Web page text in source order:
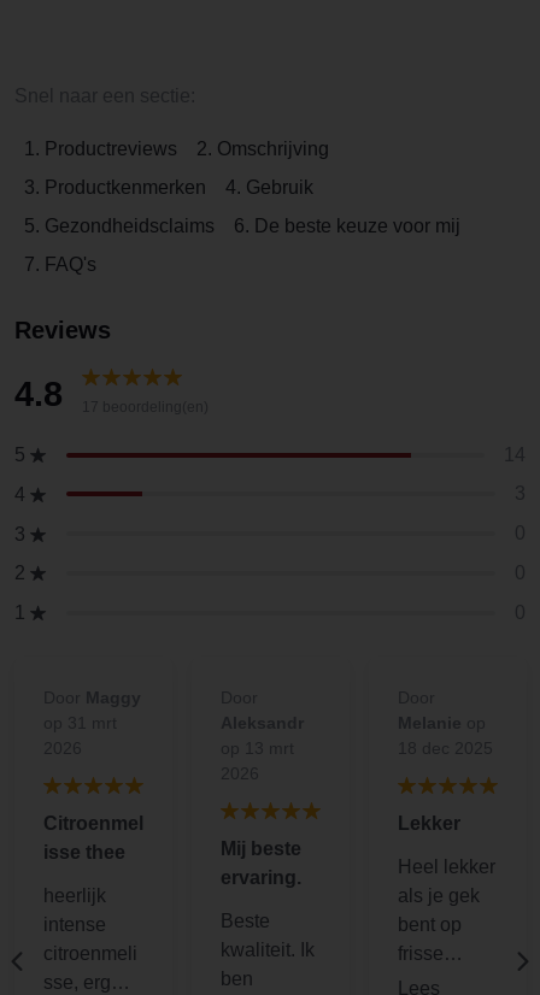
1. Productreviews
2. Omschrijving
3. Productkenmerken
4. Gebruik
5. Gezondheidsclaims
6. De beste keuze voor mij
7. FAQ's
Reviews
4.8
5
4
3
2
1
Citroenmel
isse thee
heerlijk
intense
citroenmeli
sse, erg
Mij beste
ervaring.
Beste
kwaliteit. Ik
ben
Lekker
Heel lekker
als je gek
bent op
frisse
citroensma